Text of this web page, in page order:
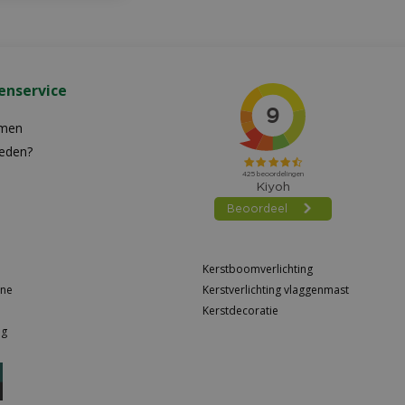
Kerstboomverlichting
Kerstverlichting vlaggenmast
Kerstdecoratie